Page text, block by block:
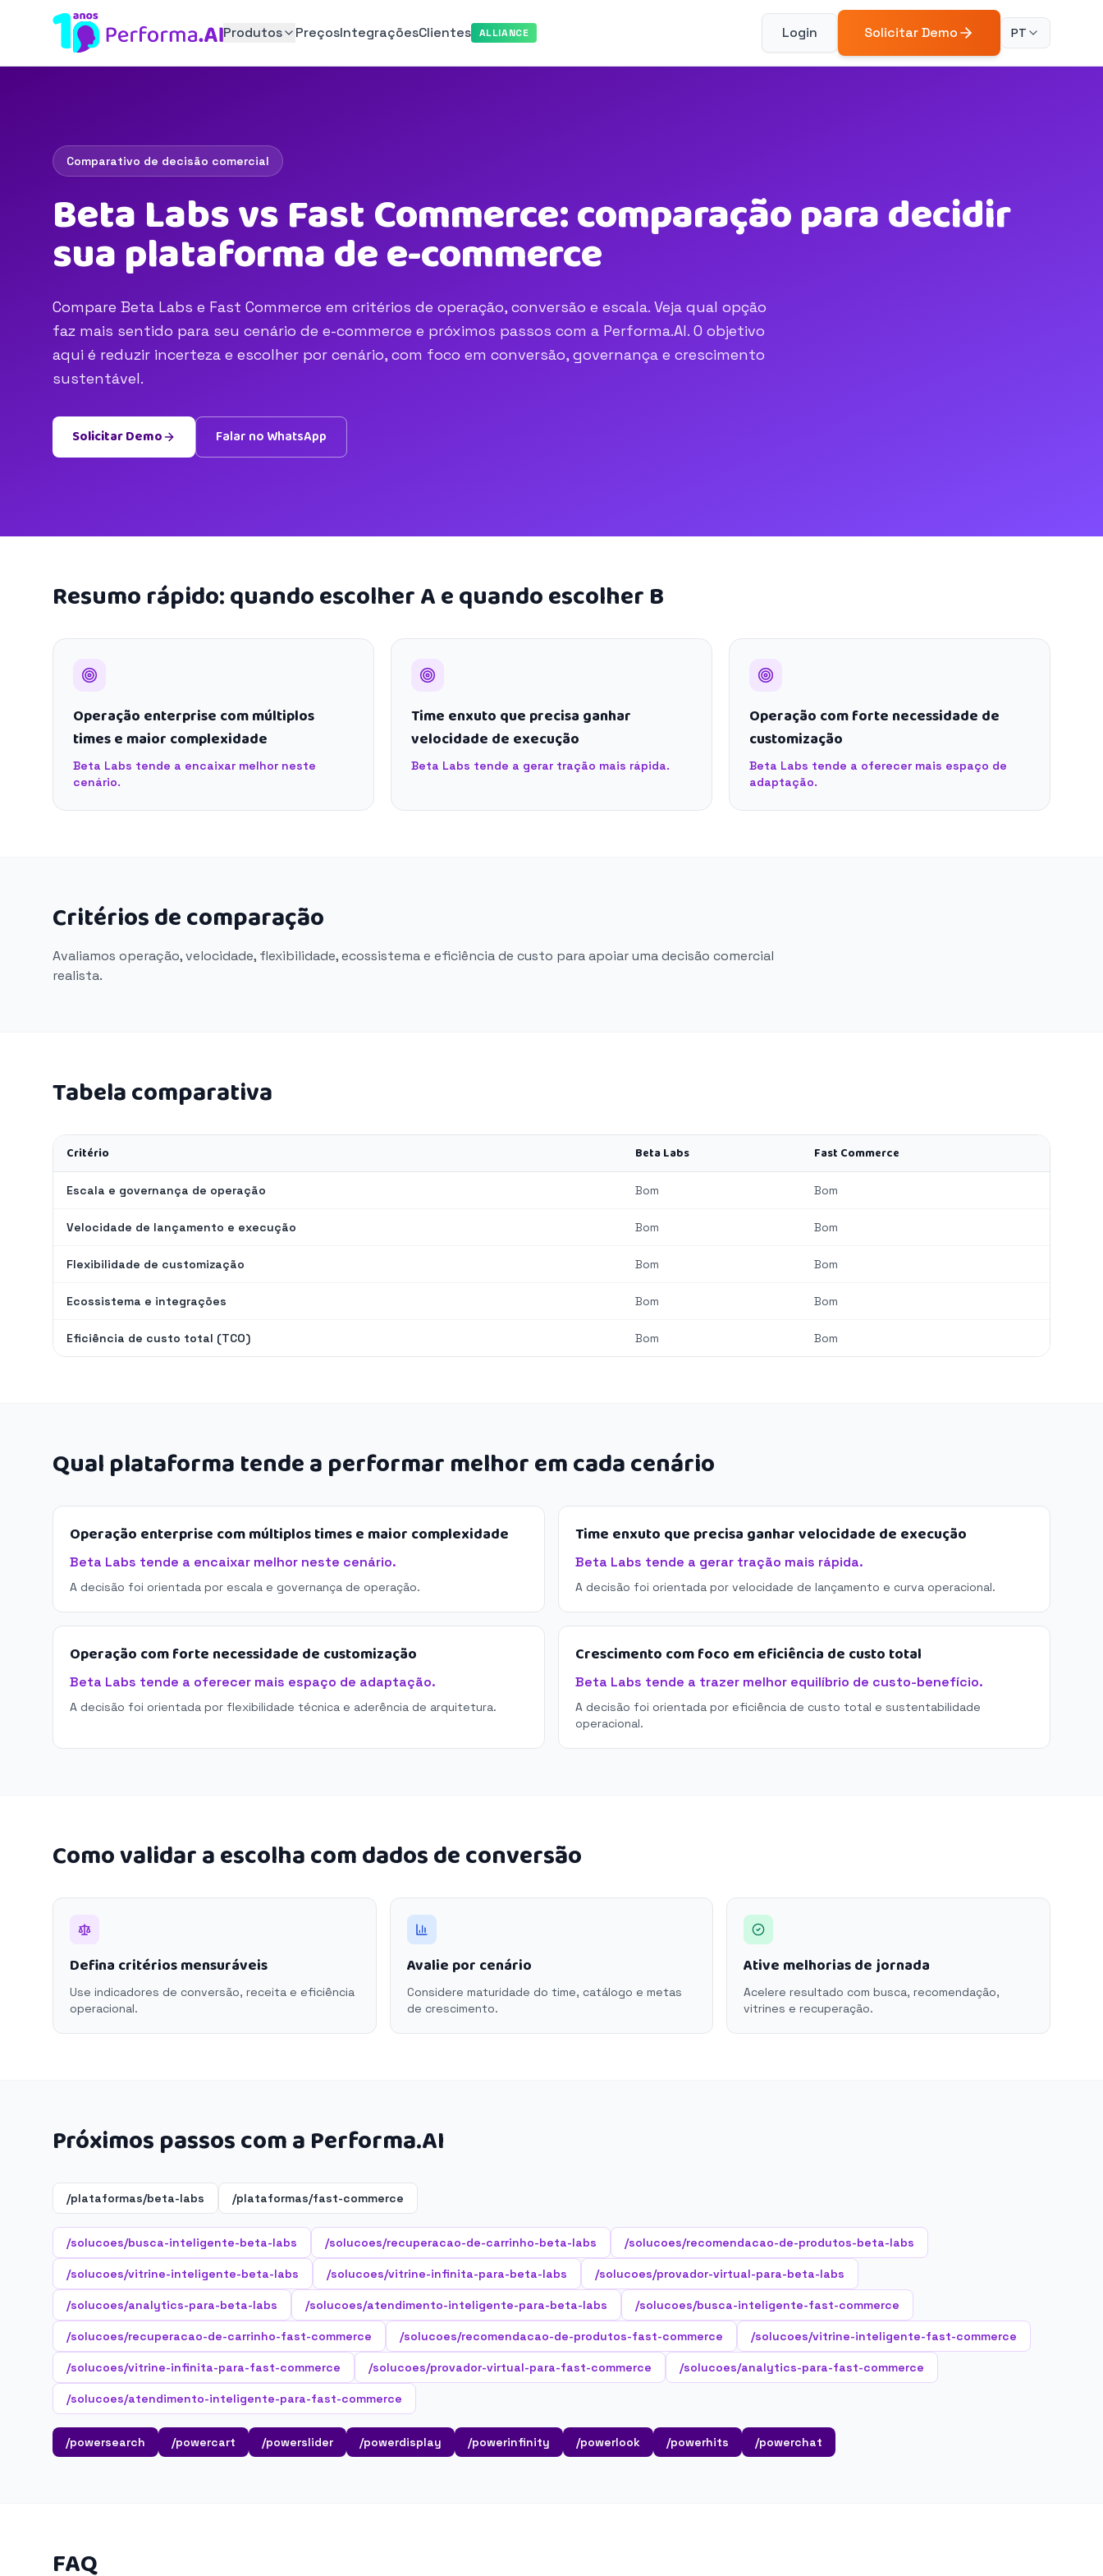
Produtos PreçosIntegraçõesClientes ALLIANCE Login Solicitar Demo PT
Comparativo de decisão comercial
Beta Labs vs Fast Commerce: comparação para decidir
sua plataforma de e-commerce
Compare Beta Labs e Fast Commerce em critérios de operação, conversão e escala. Veja qual opção
faz mais sentido para seu cenário de e-commerce e próximos passos com a Performa.AI. O objetivo
aqui é reduzir incerteza e escolher por cenário, com foco em conversão, governança e crescimento
sustentável.
Solicitar Demo Falar no WhatsApp
Resumo rápido: quando escolher A e quando escolher B
Operação enterprise com múltiplos
times e maior complexidade
Beta Labs tende a encaixar melhor neste
cenário.
Time enxuto que precisa ganhar
velocidade de execução
Beta Labs tende a gerar tração mais rápida.
Operação com forte necessidade de
customização
Beta Labs tende a oferecer mais espaço de
adaptação.
Critérios de comparação
Avaliamos operação, velocidade, flexibilidade, ecossistema e eficiência de custo para apoiar uma decisão comercial
realista.
Tabela comparativa
Critério Beta Labs Fast Commerce
Escala e governança de operação Bom Bom
Velocidade de lançamento e execução Bom Bom
Flexibilidade de customização Bom Bom
Ecossistema e integrações Bom Bom
Eficiência de custo total (TCO) Bom Bom
Qual plataforma tende a performar melhor em cada cenário
Operação enterprise com múltiplos times e maior complexidade
Beta Labs tende a encaixar melhor neste cenário.
A decisão foi orientada por escala e governança de operação.
Time enxuto que precisa ganhar velocidade de execução
Beta Labs tende a gerar tração mais rápida.
A decisão foi orientada por velocidade de lançamento e curva operacional.
Operação com forte necessidade de customização
Beta Labs tende a oferecer mais espaço de adaptação.
A decisão foi orientada por flexibilidade técnica e aderência de arquitetura.
Crescimento com foco em eficiência de custo total
Beta Labs tende a trazer melhor equilíbrio de custo-benefício.
A decisão foi orientada por eficiência de custo total e sustentabilidade
operacional.
Como validar a escolha com dados de conversão
Defina critérios mensuráveis
Use indicadores de conversão, receita e eficiência
operacional.
Avalie por cenário
Considere maturidade do time, catálogo e metas
de crescimento.
Ative melhorias de jornada
Acelere resultado com busca, recomendação,
vitrines e recuperação.
Próximos passos com a Performa.AI
/plataformas/beta-labs /plataformas/fast-commerce
/solucoes/busca-inteligente-beta-labs /solucoes/recuperacao-de-carrinho-beta-labs /solucoes/recomendacao-de-produtos-beta-labs
/solucoes/vitrine-inteligente-beta-labs /solucoes/vitrine-infinita-para-beta-labs /solucoes/provador-virtual-para-beta-labs
/solucoes/analytics-para-beta-labs /solucoes/atendimento-inteligente-para-beta-labs /solucoes/busca-inteligente-fast-commerce
/solucoes/recuperacao-de-carrinho-fast-commerce /solucoes/recomendacao-de-produtos-fast-commerce /solucoes/vitrine-inteligente-fast-commerce
/solucoes/vitrine-infinita-para-fast-commerce /solucoes/provador-virtual-para-fast-commerce /solucoes/analytics-para-fast-commerce
/solucoes/atendimento-inteligente-para-fast-commerce
/powersearch /powercart /powerslider /powerdisplay /powerinfinity /powerlook /powerhits /powerchat
FAQ